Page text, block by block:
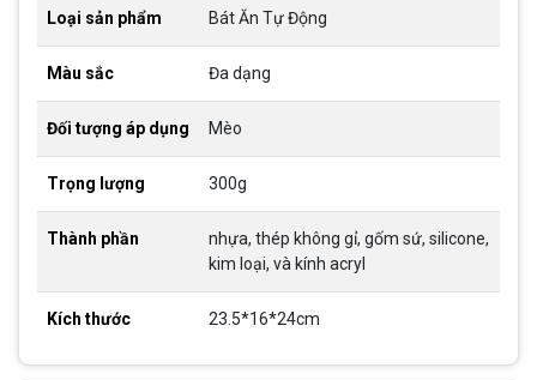
Loại sản phẩm Bát Ăn Tự Động
Màu sắc Đa dạng
Đối tượng áp dụng Mèo
Trọng lượng 300g
Thành phần
nhựa, thép không gỉ, gốm sứ, silicone,
kim loại, và kính acryl
Kích thước 23.5*16*24cm